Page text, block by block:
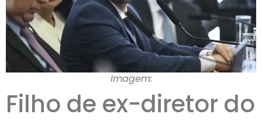
Imagem:
Filho de ex-diretor do